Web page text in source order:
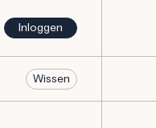
Inloggen
Wissen